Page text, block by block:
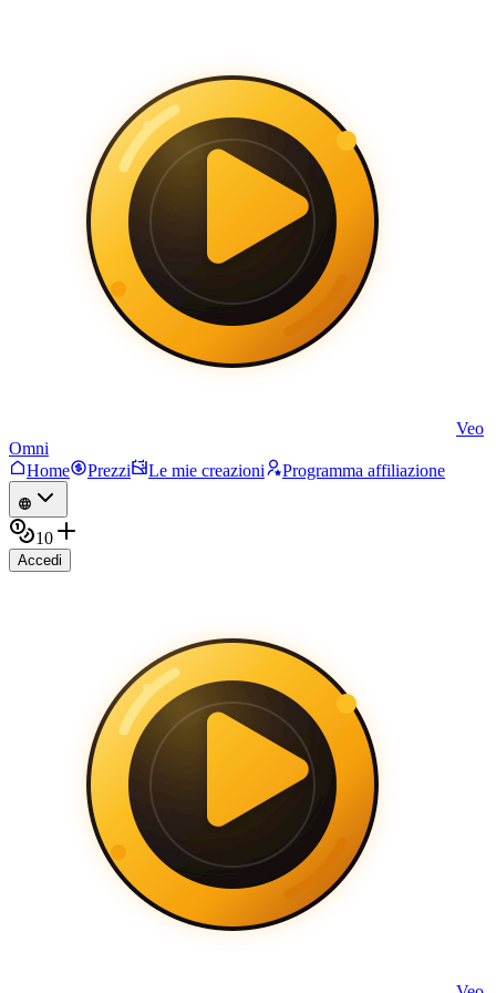
Veo
Omni
Home
Prezzi Le mie creazioni Programma affiliazione
10
Accedi